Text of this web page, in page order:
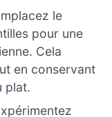
le
pour une
Cela
en conservant
plat.